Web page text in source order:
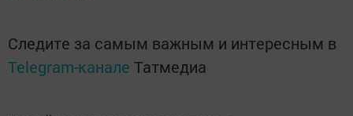
Следите за самым важным и интересным в
Telegram-канале Татмедиа